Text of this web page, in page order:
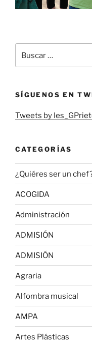
por:
SÍGUENOS EN
Tweets by
CATEGORÍAS
¿Quiéres ser un
ACOGIDA
Administración
ADMISIÓN
ADMISIÓN
Agraria
Alfombra musical
AMPA
Artes Plásticas